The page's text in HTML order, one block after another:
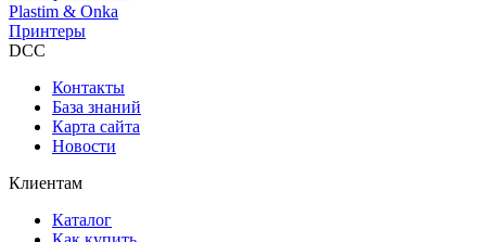
Plastim & Onka
Принтеры
DCC
Контакты
База знаний
Карта сайта
Новости
Клиентам
Каталог